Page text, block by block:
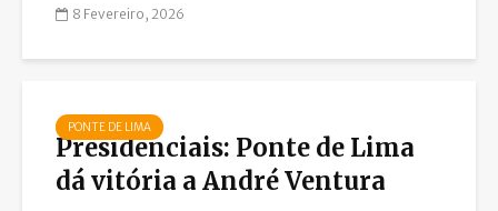
8 Fevereiro, 2026
PONTE DE LIMA
Presidenciais: Ponte de Lima
dá vitória a André Ventura